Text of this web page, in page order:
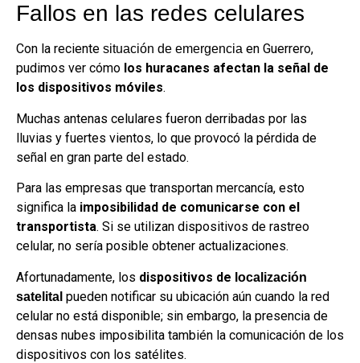
Fallos en las redes celulares
Con la reciente situación de emergencia en Guerrero,
pudimos ver cómo los huracanes afectan la señal de
los dispositivos móviles.
Muchas antenas celulares fueron derribadas por las
lluvias y fuertes vientos, lo que provocó la pérdida de
señal en gran parte del estado.
Para las empresas que transportan mercancía, esto
significa la imposibilidad de comunicarse con el
transportista. Si se utilizan dispositivos de rastreo
celular, no sería posible obtener actualizaciones.
Afortunadamente, los dispositivos de localización
satelital pueden notificar su ubicación aún cuando la red
celular no está disponible; sin embargo, la presencia de
densas nubes imposibilita también la comunicación de los
dispositivos con los satélites.